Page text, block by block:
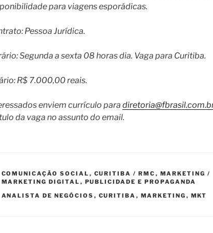
para viagens esporádicas.
Pessoa Jurídica.
Segunda a sexta 08 horas dia. Vaga para Curitiba.
R$ 7.000,00 reais.
enviem currículo para
da vaga no assunto do email.
CATEGORIAS
COMUNICAÇÃO SOCIAL , CURITIBA / RMC , MARKETING /
MARKETING DIGITAL , PUBLICIDADE E PROPAGANDA
TAGS
ANALISTA DE NEGÓCIOS , CURITIBA , MARKETING , MKT